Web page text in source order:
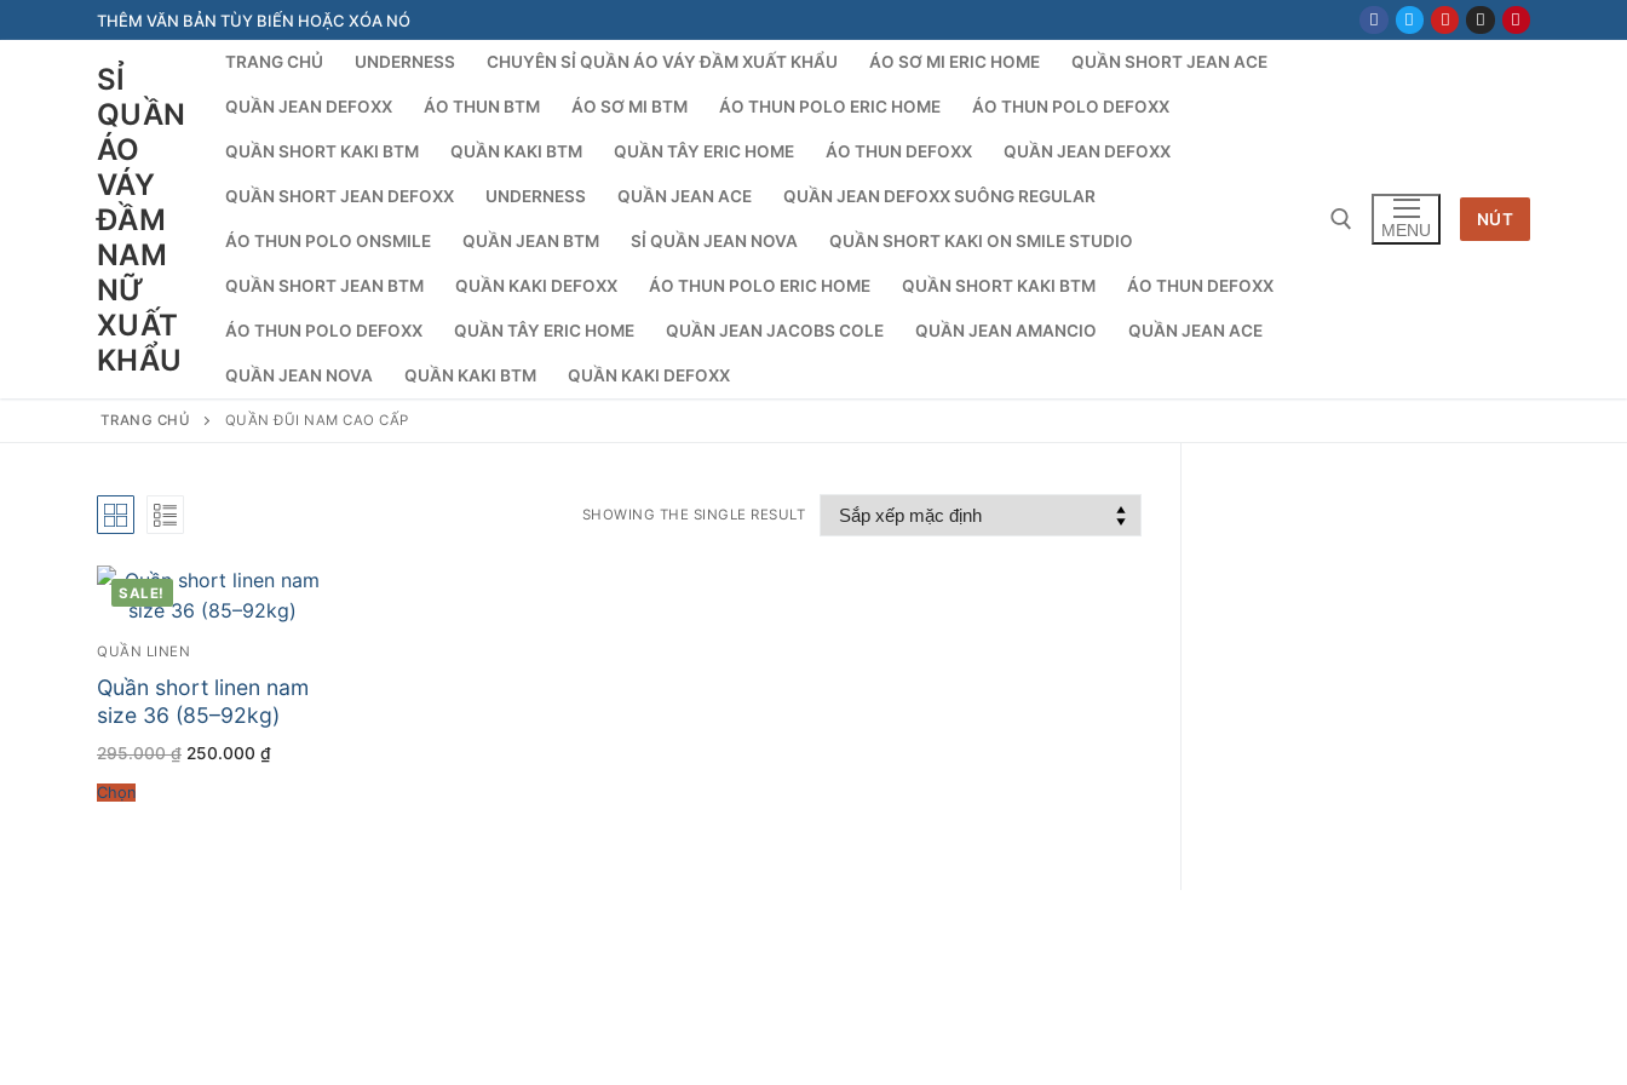
đến
THÊM VĂN BẢN TÙY BIẾN HOẶC XÓA NÓ
SỈ
QUẦN
ÁO
VÁY
ĐẦM
NAM
NỮ
XUẤT
KHẨU
TRANG CHỦ UNDERNESS CHUYÊN SỈ QUẦN ÁO VÁY ĐẦM XUẤT KHẨU ÁO SƠ MI ERIC HOME QUẦN SHORT JEAN ACE
QUẦN JEAN DEFOXX ÁO THUN BTM ÁO SƠ MI BTM ÁO THUN POLO ERIC HOME ÁO THUN POLO DEFOXX
QUẦN SHORT KAKI BTM QUẦN KAKI BTM QUẦN TÂY ERIC HOME ÁO THUN DEFOXX QUẦN JEAN DEFOXX
QUẦN SHORT JEAN DEFOXX UNDERNESS QUẦN JEAN ACE QUẦN JEAN DEFOXX SUÔNG REGULAR
ÁO THUN POLO ONSMILE QUẦN JEAN BTM SỈ QUẦN JEAN NOVA QUẦN SHORT KAKI ON SMILE STUDIO
QUẦN SHORT JEAN BTM QUẦN KAKI DEFOXX ÁO THUN POLO ERIC HOME QUẦN SHORT KAKI BTM ÁO THUN DEFOXX
ÁO THUN POLO DEFOXX QUẦN TÂY ERIC HOME QUẦN JEAN JACOBS COLE QUẦN JEAN AMANCIO QUẦN JEAN ACE
QUẦN JEAN NOVA QUẦN KAKI BTM QUẦN KAKI DEFOXX
Tìm kiếm cho:
MENU
NÚT
TRANG CHỦ QUẦN ĐŨI NAM CAO CẤP
SHOWING THE SINGLE RESULT
SALE!
QUẦN LINEN
Quần short linen nam
size 36 (85–92kg)
295.000₫ Giá
250.000 ₫Giá
Chọn